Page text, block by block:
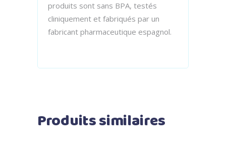
produits sont sans BPA, testés
cliniquement et fabriqués par un
fabricant pharmaceutique espagnol.
Produits similaires